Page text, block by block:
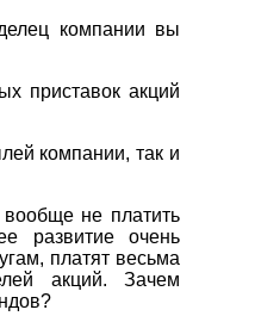
компании вы
приставок акций
компании, так и
не платить
развитие очень
платят весьма
акций. Зачем